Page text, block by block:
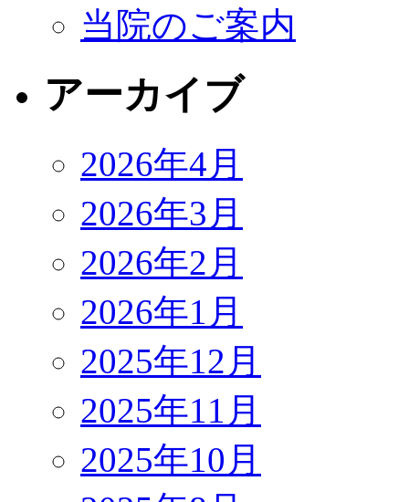
当院のご案内
アーカイブ
2026年4月
2026年3月
2026年2月
2026年1月
2025年12月
2025年11月
2025年10月